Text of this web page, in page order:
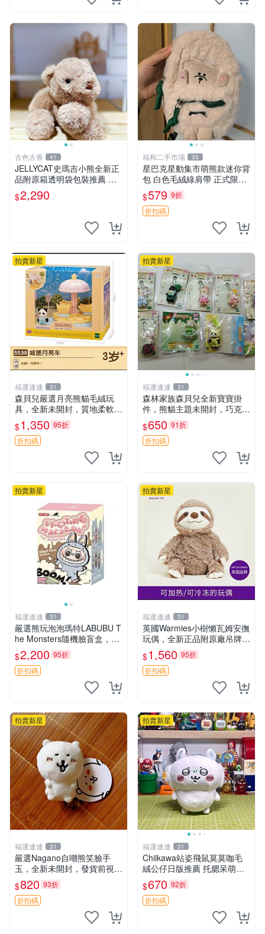
古色古香 41
JELLYCAT史瑪吉小熊全新正
品附原箱透明袋包裝推薦 透
明袋 包裝盒 史瑪吉小熊
$2,290
福和二手市場 33
星巴克星動集市萌熊款迷你背
包 白色毛絨綠肩帶 正式限量
版 新品 上市未拆封 尺寸約20
公分 超適合收藏 迷你背包 毛
絨玩具 背包配件
$579 9折
折扣碼
拍賣新星
福運連連 31
森貝兒嚴選月亮熊貓毛絨玩
具，全新未開封，質地柔軟適
合收藏 月亮熊貓 毛絨玩具 新
款 儲倉直銷
$1,350 95折
折扣碼
拍賣新星
福運連連 31
森林家族森貝兒全新寶寶掛
件，熊貓主題未開封，巧克力
兔牛奶兔郁金香兔貓吉娃娃嚴
選，適合收藏 熊貓 森林 寶寶
$650 91折
折扣碼
拍賣新星
福運連連 31
嚴選熊玩泡泡瑪特LABUBU T
he Monsters隨機臉盲盒，萌
趣馬卡龍設計 芝麻豆豆 LAB
UBU LABUBU THE MONST
ERS 橙色豆
$2,200 95折
折扣碼
拍賣新星
福運連連 31
英國Warmies小樹懶瓦姆安撫
玩偶，全新正品附原廠吊牌與
防塵袋，內藏薰衣草可加熱，
適合各個年齡層，冷暖兩用享
受抱抱樂趣，不容錯過嚴選好
$1,560 95折
折扣碼
拍賣新星
福運連連 31
嚴選Nagano自嘲熊笑臉手
玉，全新未開封，發貨前視頻
確認，海南 廣西 貴州 嚴選N
agano自嘲熊笑臉手玉，全新
未開封，發貨前視頻確認，四
$820 93折
折扣碼
拍賣新星
福運連連 31
Chiikawa站姿飛鼠莫莫咖毛
絨公仔日版推薦 托腮呆萌可
愛 15cm豆袋底部 當代嚴選
毛絨玩具 公仔 莫莫卡 像人
$670 92折
折扣碼